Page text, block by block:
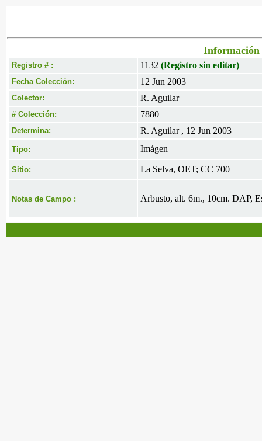
Información
Registro # : 1132 (Registro sin editar)
Fecha Colección: 12 Jun 2003
Colector: R. Aguilar
# Colección: 7880
Determina: R. Aguilar , 12 Jun 2003
Tipo: Imágen
Sitio: La Selva, OET; CC 700
Notas de Campo : Arbusto, alt. 6m., 10cm. DAP,